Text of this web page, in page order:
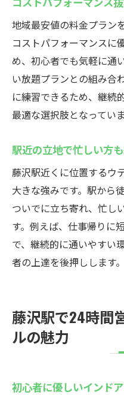
地域最安値の料金プラン
コストパフォーマンスに
め、初心者でも気軽に通
い放題プランとの組み合
に練習できるため、継続
最適な選択肢となっていま
駅近の立地で忙しい方
藤沢駅近くに位置するウ
大きな強みです。駅から
ついでに立ち寄れ、忙し
す。例えば、仕事帰りに
で、継続的に通いやすい
者の上達を後押しします。
藤沢駅で24時間
ルの魅力
初心者に優しいインド